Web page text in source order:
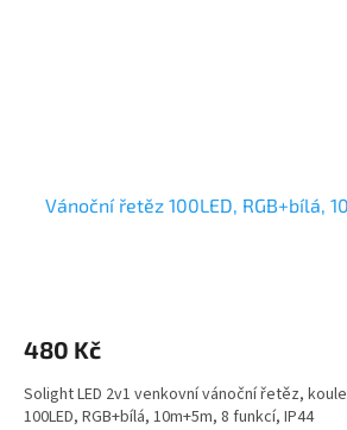
Vánoční řetěz 100LED, RGB+bílá,
480 Kč
Solight LED 2v1 venkovní vánoční řetěz,
100LED, RGB+bílá, 10m+5m, 8 funkcí, IP44